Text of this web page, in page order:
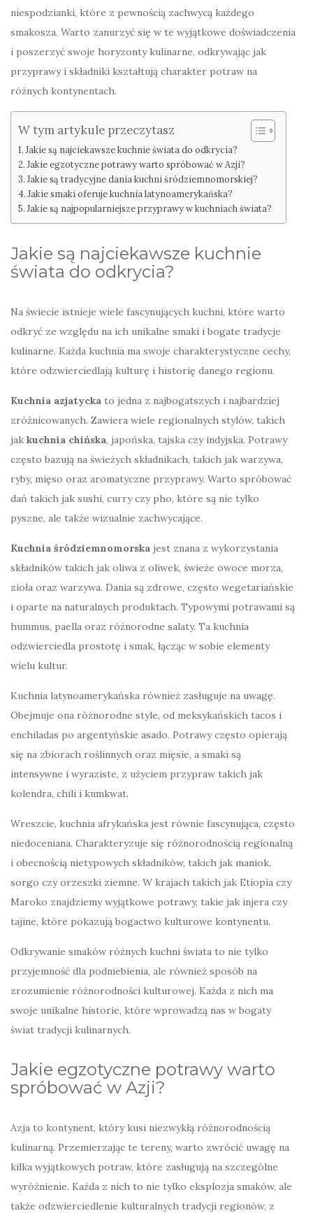
niespodzianki, które z pewnością zachwycą każdego
smakosza. Warto zanurzyć się w te wyjątkowe doświadczenia
i poszerzyć swoje horyzonty kulinarne, odkrywając jak
przyprawy i składniki kształtują charakter potraw na
różnych kontynentach.
W tym artykule przeczytasz
Jakie są najciekawsze kuchnie świata do odkrycia?
Jakie egzotyczne potrawy warto spróbować w Azji?
Jakie są tradycyjne dania kuchni śródziemnomorskiej?
Jakie smaki oferuje kuchnia latynoamerykańska?
Jakie są najpopularniejsze przyprawy w kuchniach świata?
Jakie są najciekawsze kuchnie
świata do odkrycia?
Na świecie istnieje wiele fascynujących kuchni, które warto
odkryć ze względu na ich unikalne smaki i bogate tradycje
kulinarne. Każda kuchnia ma swoje charakterystyczne cechy,
które odzwierciedlają kulturę i historię danego regionu.
Kuchnia azjatycka to jedna z najbogatszych i najbardziej
zróżnicowanych. Zawiera wiele regionalnych stylów, takich
jak kuchnia chińska, japońska, tajska czy indyjska. Potrawy
często bazują na świeżych składnikach, takich jak warzywa,
ryby, mięso oraz aromatyczne przyprawy. Warto spróbować
dań takich jak sushi, curry czy pho, które są nie tylko
pyszne, ale także wizualnie zachwycające.
Kuchnia śródziemnomorska jest znana z wykorzystania
składników takich jak oliwa z oliwek, świeże owoce morza,
zioła oraz warzywa. Dania są zdrowe, często wegetariańskie
i oparte na naturalnych produktach. Typowymi potrawami są
hummus, paella oraz różnorodne salaty. Ta kuchnia
odzwierciedla prostotę i smak, łącząc w sobie elementy
wielu kultur.
Kuchnia latynoamerykańska również zasługuje na uwagę.
Obejmuje ona różnorodne style, od meksykańskich tacos i
enchiladas po argentyńskie asado. Potrawy często opierają
się na zbiorach roślinnych oraz mięsie, a smaki są
intensywne i wyraziste, z użyciem przypraw takich jak
kolendra, chili i kumkwat.
Wreszcie, kuchnia afrykańska jest równie fascynująca, często
niedoceniana. Charakteryzuje się różnorodnością regionalną
i obecnością nietypowych składników, takich jak maniok,
sorgo czy orzeszki ziemne. W krajach takich jak Etiopia czy
Maroko znajdziemy wyjątkowe potrawy, takie jak injera czy
tajine, które pokazują bogactwo kulturowe kontynentu.
Odkrywanie smaków różnych kuchni świata to nie tylko
przyjemność dla podniebienia, ale również sposób na
zrozumienie różnorodności kulturowej. Każda z nich ma
swoje unikalne historie, które wprowadzą nas w bogaty
świat tradycji kulinarnych.
Jakie egzotyczne potrawy warto
spróbować w Azji?
Azja to kontynent, który kusi niezwykłą różnorodnością
kulinarną. Przemierzając te tereny, warto zwrócić uwagę na
kilka wyjątkowych potraw, które zasługują na szczególne
wyróżnienie. Każda z nich to nie tylko eksplozja smaków, ale
także odzwierciedlenie kulturalnych tradycji regionów, z